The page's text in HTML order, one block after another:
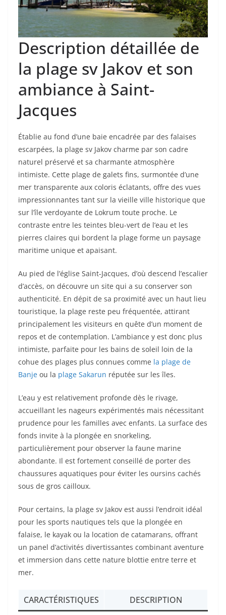
Description détaillée de
la plage sv Jakov et son
ambiance à Saint-
Jacques
Établie au fond d’une baie encadrée par des falaises
escarpées, la plage sv Jakov charme par son cadre
naturel préservé et sa charmante atmosphère
intimiste. Cette plage de galets fins, surmontée d’une
mer transparente aux coloris éclatants, offre des vues
impressionnantes tant sur la vieille ville historique que
sur l’île verdoyante de Lokrum toute proche. Le
contraste entre les teintes bleu-vert de l’eau et les
pierres claires qui bordent la plage forme un paysage
maritime unique et apaisant.
Au pied de l’église Saint-Jacques, d’où descend l’escalier
d’accès, on découvre un site qui a su conserver son
authenticité. En dépit de sa proximité avec un haut lieu
touristique, la plage reste peu fréquentée, attirant
principalement les visiteurs en quête d’un moment de
repos et de contemplation. L’ambiance y est donc plus
intimiste, parfaite pour les bains de soleil loin de la
cohue des plages plus connues comme la plage de
Banje ou la plage Sakarun réputée sur les îles.
L’eau y est relativement profonde dès le rivage,
accueillant les nageurs expérimentés mais nécessitant
prudence pour les familles avec enfants. La surface des
fonds invite à la plongée en snorkeling,
particulièrement pour observer la faune marine
abondante. Il est fortement conseillé de porter des
chaussures aquatiques pour éviter les oursins cachés
sous de gros cailloux.
Pour certains, la plage sv Jakov est aussi l’endroit idéal
pour les sports nautiques tels que la plongée en
falaise, le kayak ou la location de catamarans, offrant
un panel d’activités divertissantes combinant aventure
et immersion dans cette nature blottie entre terre et
mer.
CARACTÉRISTIQUES
DESCRIPTION